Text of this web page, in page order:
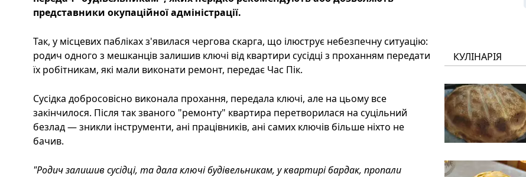
представники окупаційної адміністрації.
Так, у місцевих пабліках з'явилася чергова скарга, що ілюструє небезпечну ситуацію:
родич одного з мешканців залишив ключі від квартири сусідці з проханням передати
їх робітникам, які мали виконати ремонт, передає Час Пік.
Сусідка добросовісно виконала прохання, передала ключі, але на цьому все
закінчилося. Після так званого "ремонту" квартира перетворилася на суцільний
безлад — зникли інструменти, ані працівників, ані самих ключів більше ніхто не
бачив.
"Родич залишив сусідці, та дала ключі будівельникам, у квартирі бардак, пропали
КУЛІНАРІЯ